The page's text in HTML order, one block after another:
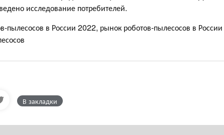
исследование потребителей.
пылесосов в России 2022, рынок роботов-пылесосов в
В закладки